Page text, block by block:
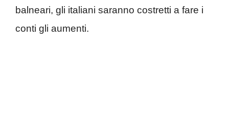
balneari, gli italiani saranno costretti a fare i
conti gli aumenti.